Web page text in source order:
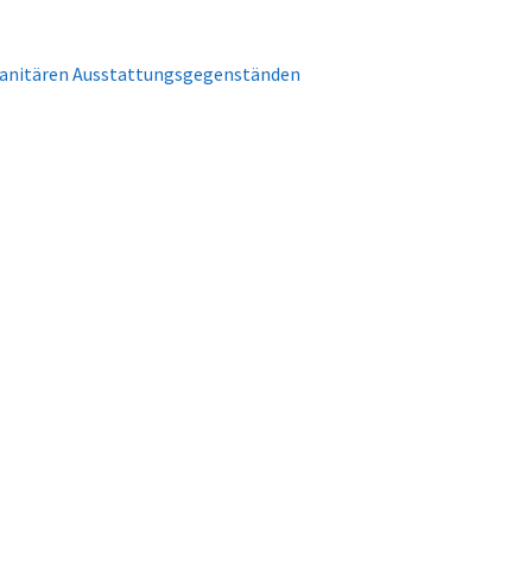
Ausstattungsgegenständen